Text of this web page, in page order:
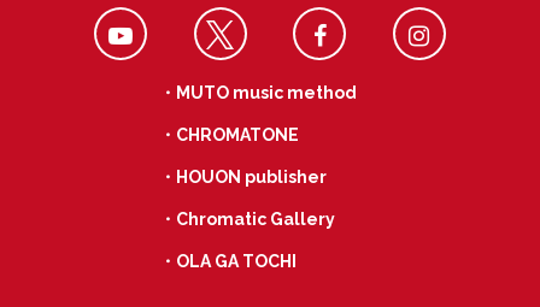
・MUTO music method
・CHROMATONE
・HOUON publisher
・Chromatic Gallery
・OLA GA TOCHI